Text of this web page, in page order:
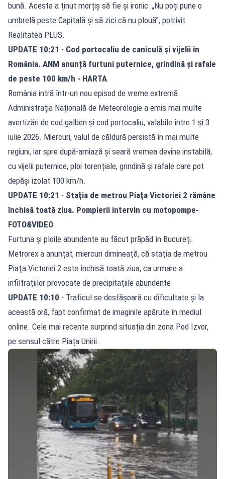
bună. Acesta a ținut morțiș să fie și ironic: „Nu poți pune o
umbrelă peste Capitală și să zici că nu plouă”, potrivit
Realitatea PLUS.
UPDATE 10:21 - Cod portocaliu de caniculă și vijelii în
România. ANM anunță furtuni puternice, grindină și rafale
de peste 100 km/h - HARTA
România intră într-un nou episod de vreme extremă.
Administrația Națională de Meteorologie a emis mai multe
avertizări de cod galben și cod portocaliu, valabile între 1 și 3
iulie 2026. Miercuri, valul de căldură persistă în mai multe
regiuni, iar spre după-amiază și seară vremea devine instabilă,
cu vijelii puternice, ploi torențiale, grindină și rafale care pot
depăși izolat 100 km/h.
UPDATE 10:21 - Staţia de metrou Piaţa Victoriei 2 rămâne
închisă toată ziua. Pompierii intervin cu motopompe-
FOTO&VIDEO
Furtuna și ploile abundente au făcut prăpăd în Bucureți.
Metrorex a anunțat, miercuri dimineaţă, că staţia de metrou
Piaţa Victoriei 2 este închisă toată ziua, ca urmare a
infiltraţiilor provocate de precipitaţiile abundente.
UPDATE 10:10 - Traficul se desfășoară cu dificultate și la
această oră, fapt confirmat de imaginile apărute în mediul
online. Cele mai recente surprind situația din zona Pod Izvor,
pe sensul către Piața Unirii.